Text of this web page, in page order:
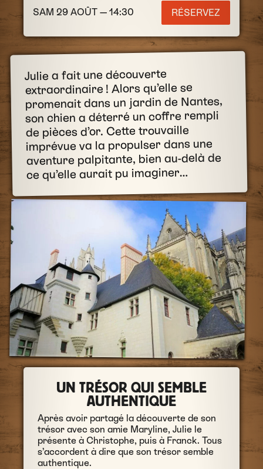
SAM 29 AOÛT — 14:30 RÉSERVEZ
Julie a fait une découverte
extraordinaire ! Alors qu’elle se
promenait dans un jardin de Nantes,
son chien a déterré un coffre rempli
de pièces d’or. Cette trouvaille
imprévue va la propulser dans une
aventure palpitante, bien au-delà de
ce qu’elle aurait pu imaginer…
UN TRÉSOR QUI SEMBLE
AUTHENTIQUE
Après avoir partagé la découverte de son
trésor avec son amie Maryline, Julie le
présente à Christophe, puis à Franck. Tous
s’accordent à dire que son trésor semble
authentique.